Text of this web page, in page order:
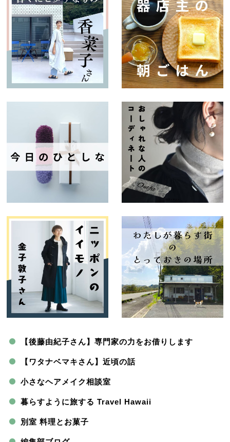
【後藤由紀子さん】専門家の力をお借りします
【ワタナベマキさん】近頃の話
小さなヘアメイク相談室
暮らすように旅する Travel Hawaii
別室 料理とお菓子